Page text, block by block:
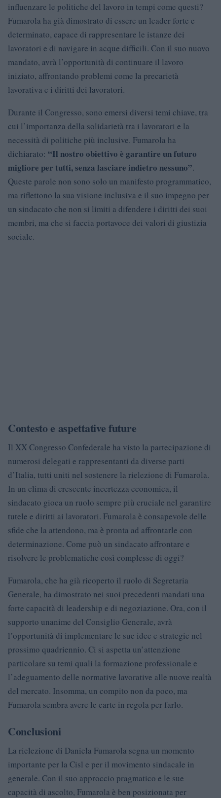
influenzare le politiche del lavoro in tempi come questi?
Fumarola ha già dimostrato di essere un leader forte e
determinato, capace di rappresentare le istanze dei
lavoratori e di navigare in acque difficili. Con il suo nuovo
mandato, avrà l’opportunità di continuare il lavoro
iniziato, affrontando problemi come la precarietà
lavorativa e i diritti dei lavoratori.
Durante il Congresso, sono emersi diversi temi chiave, tra
cui l’importanza della solidarietà tra i lavoratori e la
necessità di politiche più inclusive. Fumarola ha
dichiarato: “Il nostro obiettivo è garantire un futuro
migliore per tutti, senza lasciare indietro nessuno”.
Queste parole non sono solo un manifesto programmatico,
ma riflettono la sua visione inclusiva e il suo impegno per
un sindacato che non si limiti a difendere i diritti dei suoi
membri, ma che si faccia portavoce dei valori di giustizia
sociale.
Contesto e aspettative future
Il XX Congresso Confederale ha visto la partecipazione di
numerosi delegati e rappresentanti da diverse parti
d’Italia, tutti uniti nel sostenere la rielezione di Fumarola.
In un clima di crescente incertezza economica, il
sindacato gioca un ruolo sempre più cruciale nel garantire
tutele e diritti ai lavoratori. Fumarola è consapevole delle
sfide che la attendono, ma è pronta ad affrontarle con
determinazione. Come può un sindacato affrontare e
risolvere le problematiche così complesse di oggi?
Fumarola, che ha già ricoperto il ruolo di Segretaria
Generale, ha dimostrato nei suoi precedenti mandati una
forte capacità di leadership e di negoziazione. Ora, con il
supporto unanime del Consiglio Generale, avrà
l’opportunità di implementare le sue idee e strategie nel
prossimo quadriennio. Ci si aspetta un’attenzione
particolare su temi quali la formazione professionale e
l’adeguamento delle normative lavorative alle nuove realtà
del mercato. Insomma, un compito non da poco, ma
Fumarola sembra avere le carte in regola per farlo.
Conclusioni
La rielezione di Daniela Fumarola segna un momento
importante per la Cisl e per il movimento sindacale in
generale. Con il suo approccio pragmatico e le sue
capacità di ascolto, Fumarola è ben posizionata per